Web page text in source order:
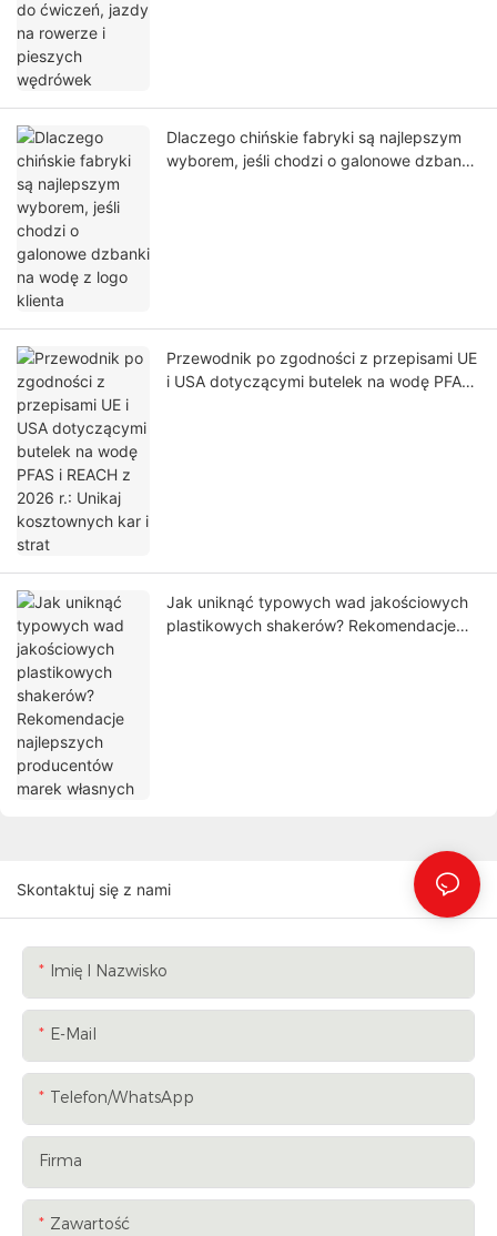
Dlaczego chińskie fabryki są najlepszym
wyborem, jeśli chodzi o galonowe dzbanki
Przewodnik po zgodności z przepisami UE
i USA dotyczącymi butelek na wodę PFAS i
Jak uniknąć typowych wad jakościowych
plastikowych shakerów? Rekomendacje
Skontaktuj się z nami
Imię I Nazwisko
E-Mail
Telefon/WhatsApp
Firma
Zawartość